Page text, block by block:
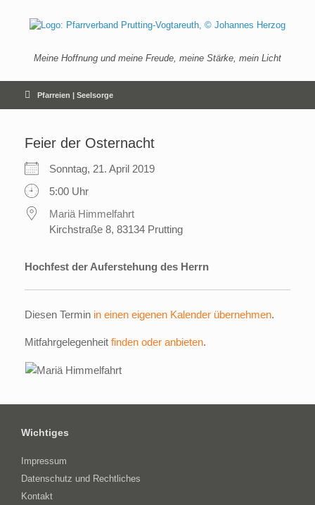
springen
Meine Hoffnung und meine Freude, meine Stärke, mein Licht
Pfarreien | Seelsorge
Feier der Osternacht
Sonntag, 21. April 2019
5:00 Uhr
Mariä Himmelfahrt
Kirchstraße 8, 83134 Prutting
Hochfest der Auferstehung des Herrn
Diesen Termin in einen eigenen Kalender übernehmen.
Mitfahrgelegenheit finden oder anbieten.
Wichtiges
Impressum
Datenschutz und Rechtliches
Kontakt